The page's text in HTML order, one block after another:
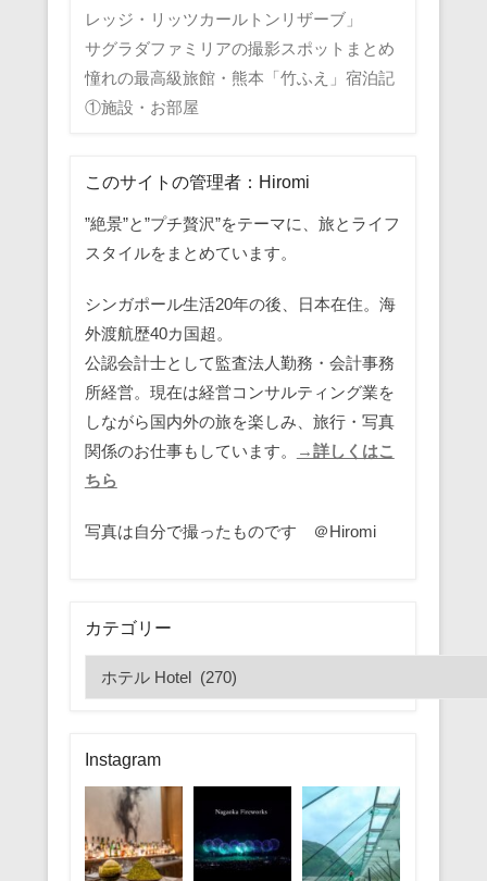
レッジ・リッツカールトンリザーブ」
サグラダファミリアの撮影スポットまとめ
憧れの最高級旅館・熊本「竹ふえ」宿泊記
①施設・お部屋
このサイトの管理者：Hiromi
”絶景”と”プチ贅沢”をテーマに、旅とライフ
スタイルをまとめています。
シンガポール生活20年の後、日本在住。海
外渡航歴40カ国超。
公認会計士として監査法人勤務・会計事務
所経営。現在は経営コンサルティング業を
しながら国内外の旅を楽しみ、旅行・写真
関係のお仕事もしています。
→詳しくはこ
ちら
写真は自分で撮ったものです ＠Hiromi
カテゴリー
テ
リ
ー
Instagram